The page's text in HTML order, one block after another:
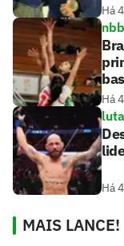
Há
nbb
Há
Há
MAIS LANCE!